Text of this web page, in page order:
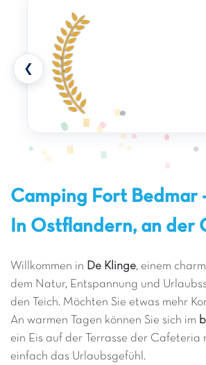
❮
Camping Fort Bedmar
In Ostflandern, an der
Willkommen in De Klinge, einem
dem Natur, Entspannung und
den Teich. Möchten Sie etwas mehr
An warmen Tagen können Sie sich im
ein Eis auf der Terrasse der Cafeteria
einfach das Urlaubsgefühl.